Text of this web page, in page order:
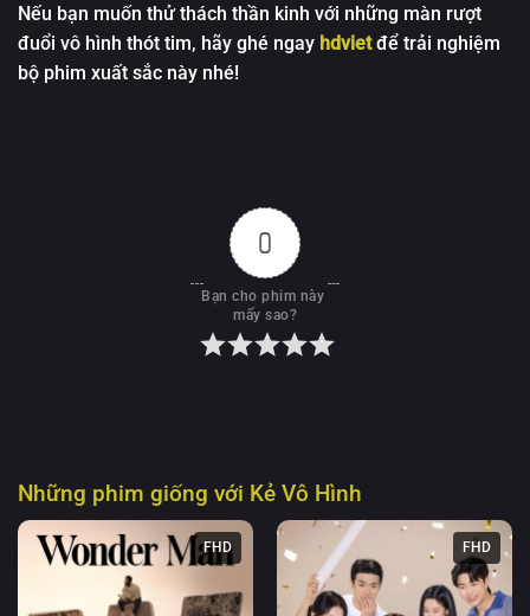
Nếu bạn muốn thử thách thần kinh với những màn rượt
đuổi vô hình thót tim, hãy ghé ngay hdvietđể trải nghiệm
bộ phim xuất sắc này nhé!
0
Bạn cho phim này
mấy sao?
Những phim giống với Kẻ Vô Hình
FHD FHD